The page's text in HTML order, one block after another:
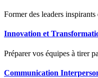
Former des leaders
Innovation et
Préparer vos équipes à tirer
Communication